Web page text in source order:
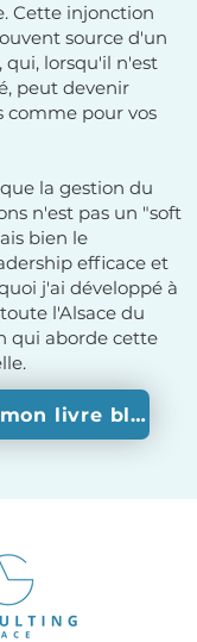
Cette injonction
source d'un
qui, lorsqu'il n'est
peut devenir
comme pour vos
la gestion du
n'est pas un "soft
bien le
efficace et
j'ai développé à
l'Alsace du
qui aborde cette
Télecharger mon livre blanc